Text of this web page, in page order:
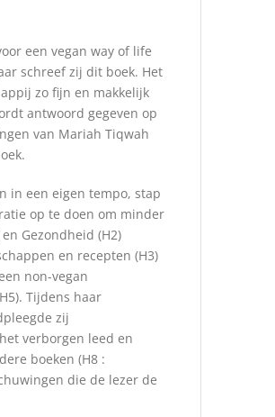
een vegan way of life
schreef zij dit boek. Het
zo fijn en makkelijk
antwoord gegeven op
van Mariah Tiqwah
in een eigen tempo, stap
op te doen om minder
Gezondheid (H2)
en recepten (H3)
non-vegan
Tijdens haar
zij
verborgen leed en
boeken (H8 :
die de lezer de